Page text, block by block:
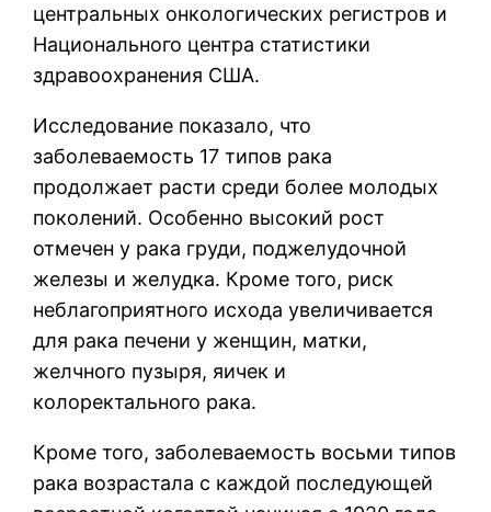
центральных онкологических регистров и
Национального центра статистики
здравоохранения США.
Исследование показало, что
заболеваемость 17 типов рака
продолжает расти среди более молодых
поколений. Особенно высокий рост
отмечен у рака груди, поджелудочной
железы и желудка. Кроме того, риск
неблагоприятного исхода увеличивается
для рака печени у женщин, матки,
желчного пузыря, яичек и
колоректального рака.
Кроме того, заболеваемость восьми типов
рака возрастала с каждой последующей